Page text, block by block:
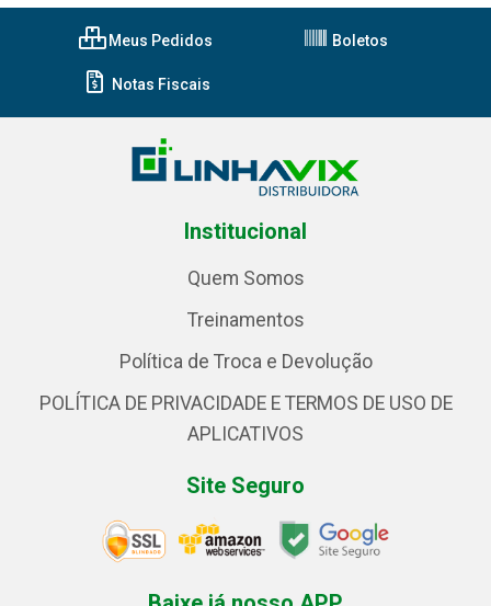
Meus Pedidos Boletos
Notas Fiscais
Institucional
Quem Somos
Treinamentos
Política de Troca e Devolução
POLÍTICA DE PRIVACIDADE E TERMOS DE USO DE
APLICATIVOS
Site Seguro